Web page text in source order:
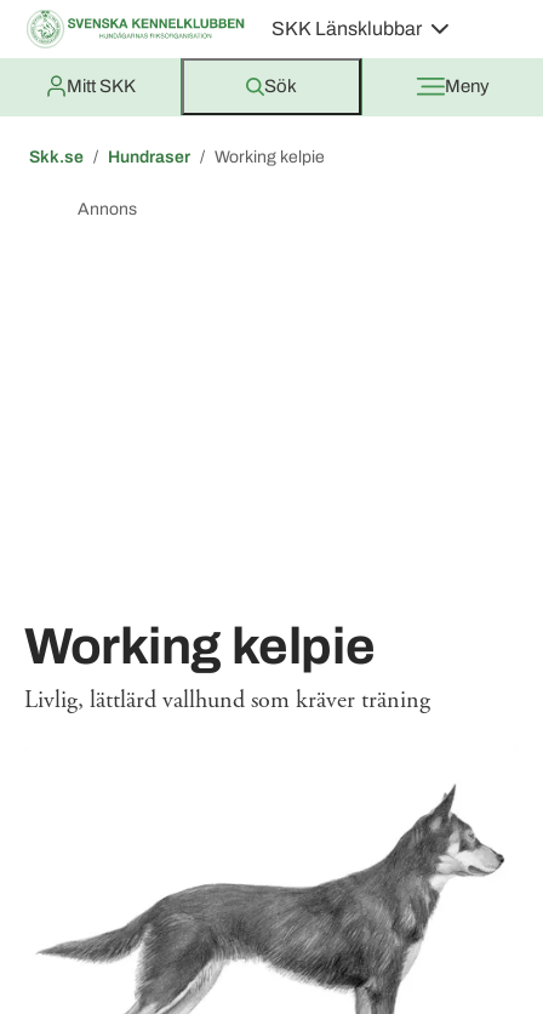
SKK Länsklubbar
Mitt SKK Sök Meny
Skk.se Hundraser Working kelpie
Annons
Working kelpie
Livlig, lättlärd vallhund som kräver träning